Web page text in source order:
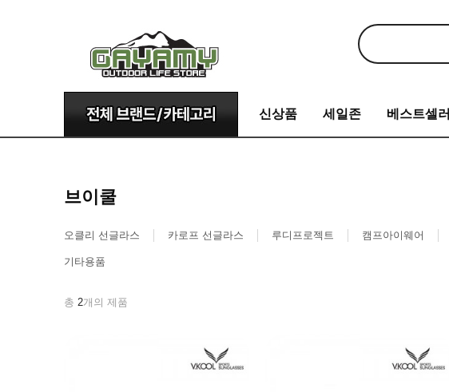
신상품 세일존 베스트셀러
브이쿨
오클리 선글라스 카로프 선글라스 루디프로젝트 캠프아이웨어
기타용품
총 2개의 제품